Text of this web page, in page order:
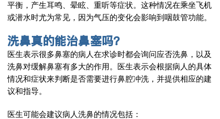
平衡，产生耳鸣、晕眩、重听等症状。这种情况在乘坐飞机
或潜水时尤为常见，因为气压的变化会影响到咽鼓管功能。
洗鼻真的能治鼻塞吗？
医生表示很多鼻塞的病人在求诊时都会询问应否洗鼻，以及
洗鼻对缓解鼻塞有多大的作用。医生表示会根据病人的具体
情况和症状来判断是否需要进行鼻腔冲洗，并提供相应的建
议和指导。
医生可能会建议病人洗鼻的情况包括：